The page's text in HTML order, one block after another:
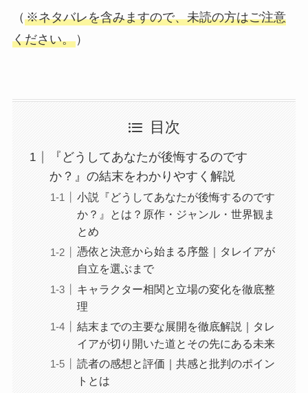
（ ※ネタバレを含みますので、未読の方はご注意
ください。）
目次
『どうしてあなたが後悔するのです
か？』の結末をわかりやすく解説
小説『どうしてあなたが後悔するのです
か？』とは？原作・ジャンル・世界観ま
とめ
憑依と決意から始まる序盤｜タレイアが
自立を選ぶまで
キャラクター相関と立場の変化を徹底整
理
結末までの主要な展開を徹底解説｜タレ
イアが切り開いた道とその先にある未来
読者の感想と評価｜共感と批判のポイン
トとは